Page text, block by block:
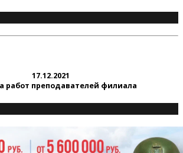
17.12.2021
работ преподавателей филиала